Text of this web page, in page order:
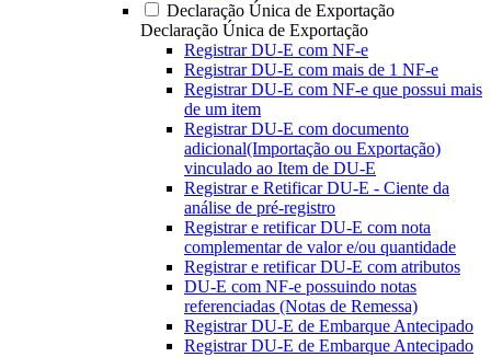
Declaração Única de Exportação
Declaração Única de Exportação
Registrar DU-E com NF-e
Registrar DU-E com mais de 1 NF-e
Registrar DU-E com NF-e que possui mais
de um item
Registrar DU-E com documento
adicional(Importação ou Exportação)
vinculado ao Item de DU-E
Registrar e Retificar DU-E - Ciente da
análise de pré-registro
Registrar e retificar DU-E com nota
complementar de valor e/ou quantidade
Registrar e retificar DU-E com atributos
DU-E com NF-e possuindo notas
referenciadas (Notas de Remessa)
Registrar DU-E de Embarque Antecipado
Registrar DU-E de Embarque Antecipado